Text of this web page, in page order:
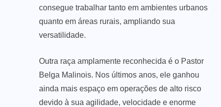
consegue trabalhar tanto em ambientes urbanos
quanto em áreas rurais, ampliando sua
versatilidade.
Outra raça amplamente reconhecida é o Pastor
Belga Malinois. Nos últimos anos, ele ganhou
ainda mais espaço em operações de alto risco
devido à sua agilidade, velocidade e enorme